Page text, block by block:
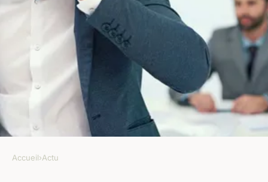
Accueil›Actu